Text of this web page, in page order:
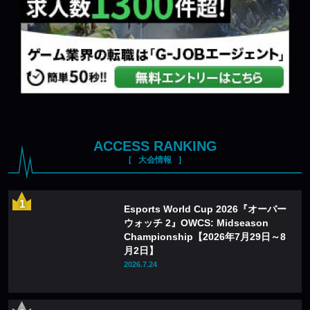
ACCESS RANKING
大会情報
Esports World Cup 2026『オーバー
ウォッチ 2』OWCS: Midseason
Championship【2026年7月29日～8
月2日】
2026.7.24